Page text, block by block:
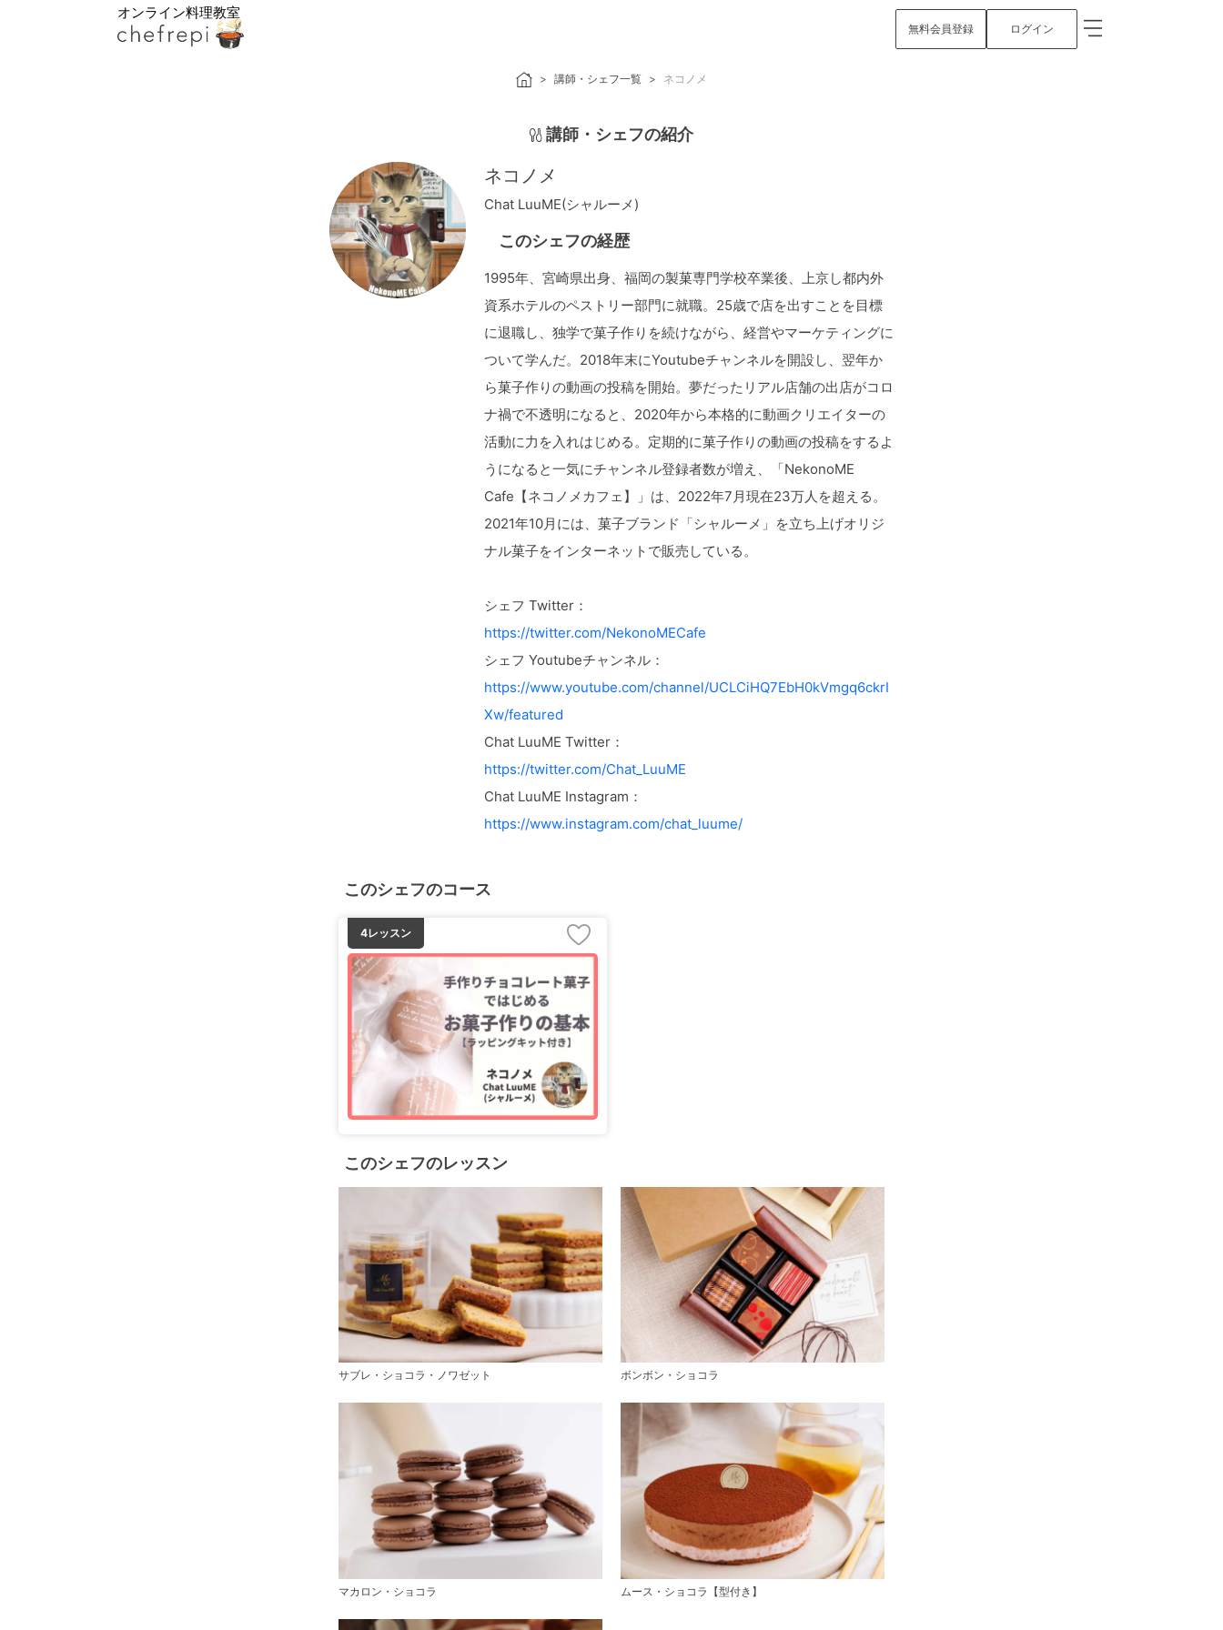
オンライン料理教室
無料会員登録 ログイン
講師・シェフ一覧 ネコノメ
講師・シェフの紹介
ネコノメ
Chat LuuME(シャルーメ)
このシェフの経歴
1995年、宮崎県出身、福岡の製菓専門学校卒業後、上京し都内外
資系ホテルのペストリー部門に就職。25歳で店を出すことを目標
に退職し、独学で菓子作りを続けながら、経営やマーケティングに
ついて学んだ。2018年末にYoutubeチャンネルを開設し、翌年か
ら菓子作りの動画の投稿を開始。夢だったリアル店舗の出店がコロ
ナ禍で不透明になると、2020年から本格的に動画クリエイターの
活動に力を入れはじめる。定期的に菓子作りの動画の投稿をするよ
うになると一気にチャンネル登録者数が増え、「NekonoME
Cafe【ネコノメカフェ】」は、2022年7月現在23万人を超える。
2021年10月には、菓子ブランド「シャルーメ」を立ち上げオリジ
ナル菓子をインターネットで販売している。
シェフ Twitter：
https://twitter.com/NekonoMECafe
シェフ Youtubeチャンネル：
https://www.youtube.com/channel/UCLCiHQ7EbH0kVmgq6ckrI
Xw/featured
Chat LuuME Twitter：
https://twitter.com/Chat_LuuME
Chat LuuME Instagram：
https://www.instagram.com/chat_luume/
このシェフのコース
4レッスン
このシェフのレッスン
サブレ・ショコラ・ノワゼット ボンボン・ショコラ
マカロン・ショコラ ムース・ショコラ【型付き】